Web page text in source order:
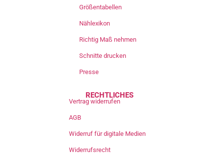
Größentabellen
Nählexikon
Richtig Maß nehmen
Schnitte drucken
Presse
RECHTLICHES
Vertrag widerrufen
AGB
Widerruf für digitale Medien
Widerrufsrecht